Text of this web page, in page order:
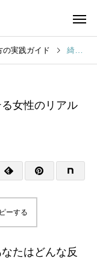
の実践ガイド 綺麗と言われたらどう返す？モテる女性のリアルな本音と対応例
女性のリアル
ーする
たはどんな反